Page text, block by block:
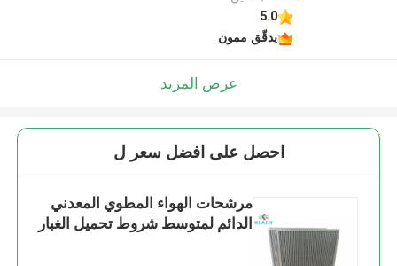
5.0
يدقّق ممون
عرض المزيد
احصل على افضل سعر ل
مرشحات الهواء المطوي المعدني
الدائم لمتوسط ​​شروط تحميل الغبار